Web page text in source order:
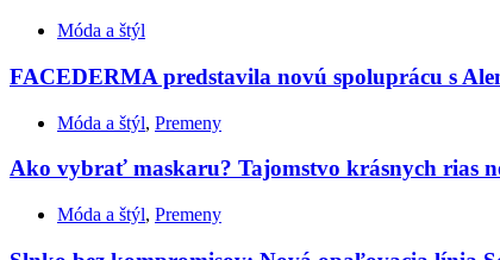
Móda a štýl
FACEDERMA predstavila novú spoluprácu s
Móda a štýl, Premeny
Ako vybrať maskaru? Tajomstvo krásnych rias
Móda a štýl, Premeny